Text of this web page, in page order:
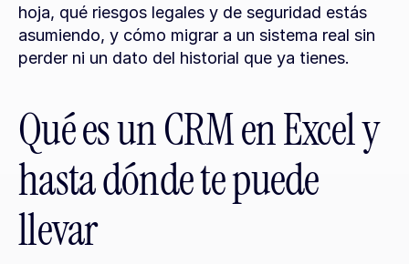
hoja, qué riesgos legales y de seguridad estás
asumiendo, y cómo migrar a un sistema real sin
perder ni un dato del historial que ya tienes.
Qué es un CRM en Excel y
hasta dónde te puede
llevar